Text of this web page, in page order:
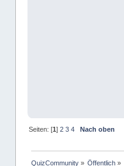
Seiten: [1] 2 3 4 Nach oben
QuizCommunity» Öffentlich »